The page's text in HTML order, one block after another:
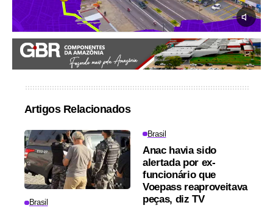
Artigos Relacionados
Brasil
Brasil
Anac havia sido
alertada por ex-
funcionário que
Voepass reaproveitava
peças, diz TV